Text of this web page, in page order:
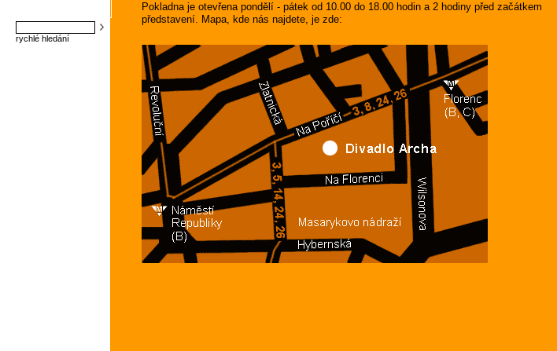
rychlé hledání
Pokladna je otevřena pondělí - pátek od 10.00 do 18.00 hodin a 2 hodiny před začátkem
představení. Mapa, kde nás najdete, je zde: